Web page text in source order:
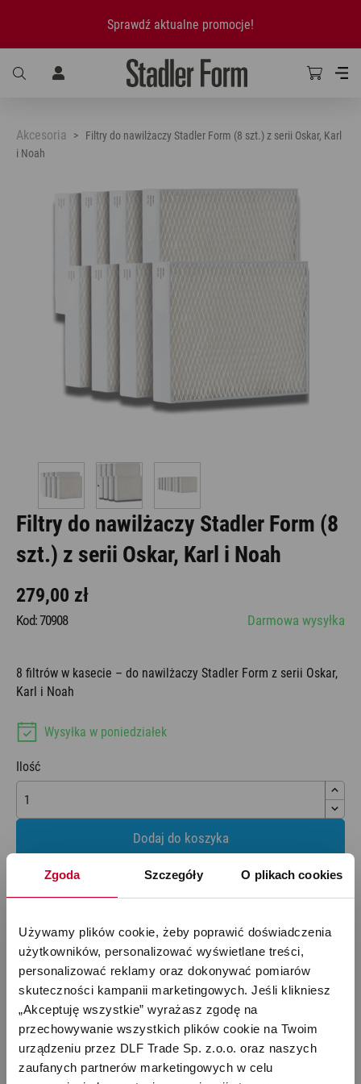
Zgoda Szczegóły O plikach cookies
Używamy plików cookie, żeby poprawić doświadczenia
użytkowników, personalizować wyświetlane treści,
personalizować reklamy oraz dokonywać pomiarów
skuteczności kampanii marketingowych. Jeśli klikniesz
„Akceptuję wszystkie” wyrażasz zgodę na
przechowywanie wszystkich plików cookie na Twoim
urządzeniu przez DLF Trade Sp. z.o.o. oraz naszych
zaufanych partnerów marketingowych w celu
Sprawdź aktualne promocje!
Akcesoria
Filtry do nawilżaczy Stadler Form (8 szt.) z serii Oskar, Karl
i Noah
Filtry do nawilżaczy Stadler Form (8
szt.) z serii Oskar, Karl i Noah
279,00 zł
Kod: 70908 Darmowa wysyłka
8 filtrów w kasecie – do nawilżaczy Stadler Form z serii Oskar,
Karl i Noah
Wysyłka w poniedziałek
Ilość
Dodaj do koszyka
Opis
Odkryj niezawodne filtry do nawilżaczy serii Oskar. Dzięki
innowacyjnej konstrukcji i właściwościom antybakteryjnym
oferowane przez nas filtry dbają o jakość powietrza w domu,
gwarantując czyste i zdrowe nawilżanie.